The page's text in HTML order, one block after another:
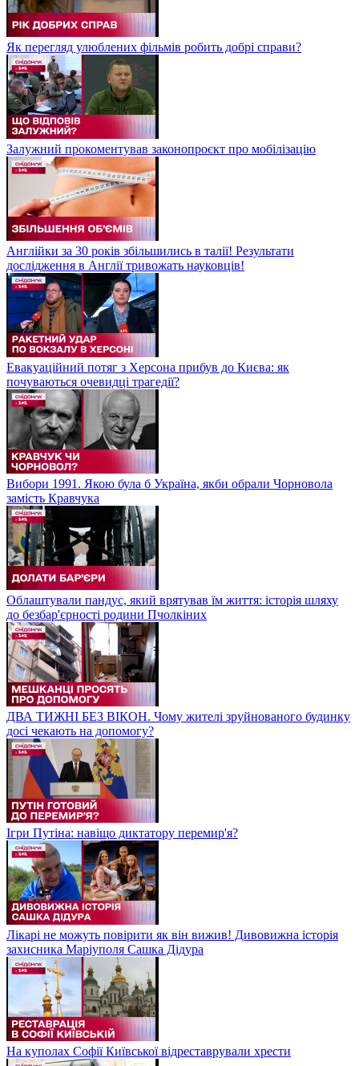
Як перегляд улюблених фільмів робить добрі справи?
Залужний прокоментував законопроєкт про мобілізацію
Англійки за 30 років збільшились в талії! Результати
дослідження в Англії тривожать науковців!
Евакуаційний потяг з Херсона прибув до Києва: як
почуваються очевидці трагедії?
Вибори 1991. Якою була б Україна, якби обрали Чорновола
замість Кравчука
Облаштували пандус, який врятував їм життя: історія шляху
до безбар'єрності родини Пчолкіних
ДВА ТИЖНІ БЕЗ ВІКОН. Чому жителі зруйнованого будинку
досі чекають на допомогу?
Ігри Путіна: навіщо диктатору перемир'я?
Лікарі не можуть повірити як він вижив! Дивовижна історія
захисника Маріуполя Сашка Дідура
На куполах Софії Київської відреставрували хрести